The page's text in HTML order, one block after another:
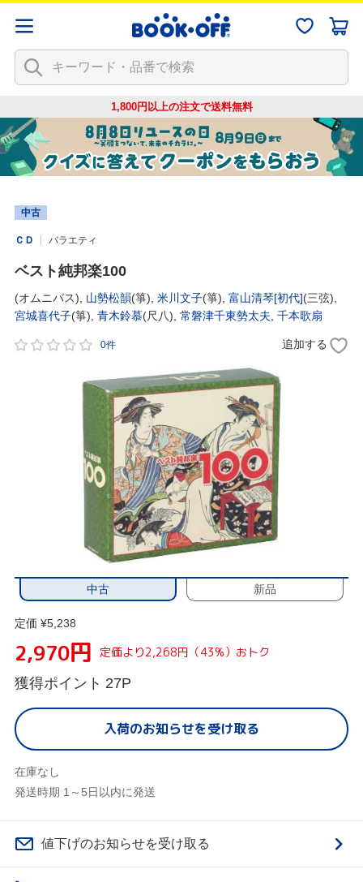
1,800円以上の注文で送料無料
中古
ＣＤ バラエティ
ベスト純邦楽100
(オムニバス), 山勢松韻(箏), 米川文子(箏), 富山清琴[初代](三弦),
宮城喜代子(箏), 青木鈴慕(尺八), 常磐津千東勢太夫 千本歌扇
0件 追加する
中古 新品
定価 ¥5,238
2,970円 定価より2,268円（43%）おトク
獲得ポイント 27P
入荷のお知らせを受け取る
在庫なし
発送時期 1～5日以内に発送
値下げのお知らせを受け取る